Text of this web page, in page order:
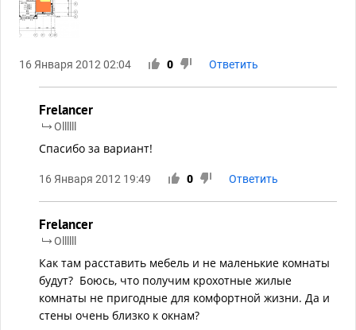
16 Января 2012 02:04 0 Ответить
Frelancer
Ollllll
Спасибо за вариант!
16 Января 2012 19:49 0 Ответить
Frelancer
Ollllll
Как там расставить мебель и не маленькие комнаты
будут? Боюсь, что получим крохотные жилые
комнаты не пригодные для комфортной жизни. Да и
стены очень близко к окнам?